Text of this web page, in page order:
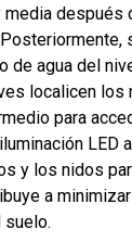
media después
de agua del
localicen los
para
LED
y los nidos
a
suelo.